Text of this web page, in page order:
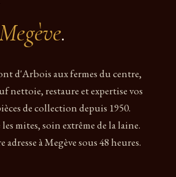
.
d'Arbois aux fermes du centre,
nettoie, restaure et expertise vos
de collection depuis 1950.
mites, soin extrême de la laine.
adresse à Megève sous 48 heures.